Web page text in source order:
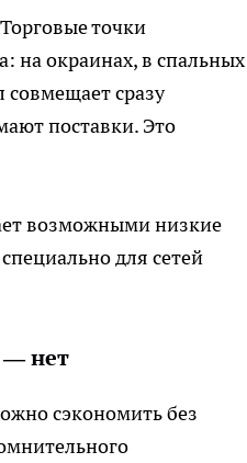
точки
на окраинах, в спальных
сразу
поставки. Это
возможными низкие
для сетей
— нет
сэкономить без